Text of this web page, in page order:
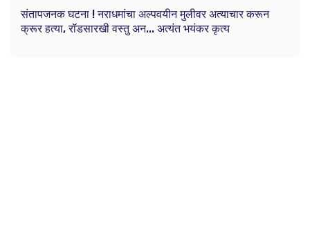
संतापजनक घटना ! नराधमांचा अल्पवयीन मुलीवर अत्याचार करून
क्रूर हत्या, रॉडसारखी वस्तु अन... अत्यंत भयंकर कृत्य